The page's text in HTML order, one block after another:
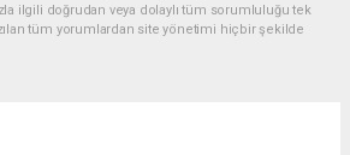
ilgili doğrudan veya dolaylı tüm sorumluluğu tek
tüm yorumlardan site yönetimi hiçbir şekilde